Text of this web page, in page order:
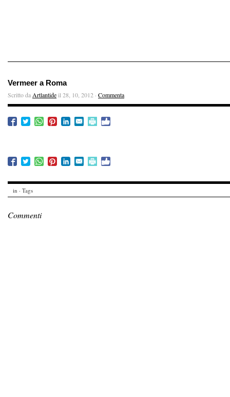
Vermeer a Roma
Scritto da Artlantideil 28, 10, 2012 · Commenta
in · Tags
Commenti